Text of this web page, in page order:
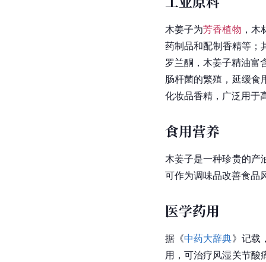
木姜子为芳香植物 ，
药制品和配制香精等；
罗兰酮，木姜子精油富
肠杆菌的繁殖，延缓食
化妆品香精，广泛用于
食用营养
木姜子是一种珍贵的产
可作为调味品改善食品
医学药用
据《中药大辞典》记载
用，可治疗风湿关节酸